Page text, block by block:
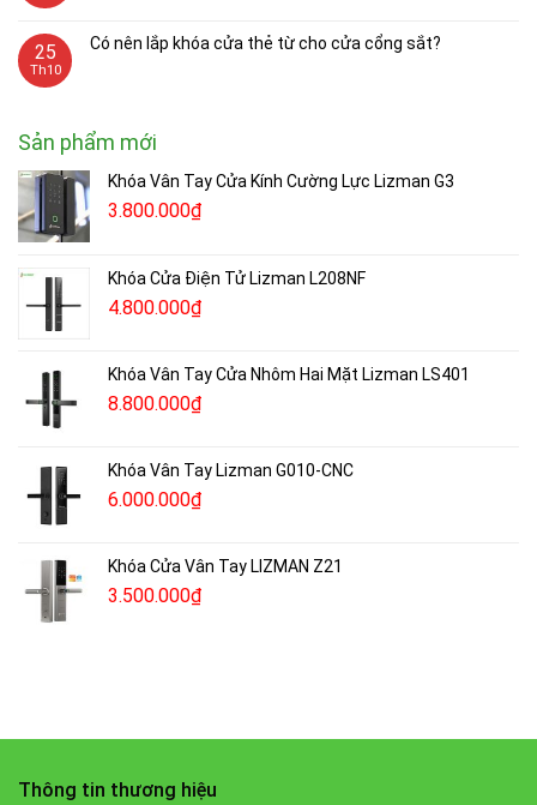
25
Th10
Có nên lắp khóa cửa thẻ từ cho cửa cổng sắt?
Sản phẩm mới
Khóa Vân Tay Cửa Kính Cường Lực Lizman G3
3.800.000₫
Khóa Cửa Điện Tử Lizman L208NF
4.800.000₫
Khóa Vân Tay Cửa Nhôm Hai Mặt Lizman LS401
8.800.000₫
Khóa Vân Tay Lizman G010-CNC
6.000.000₫
Khóa Cửa Vân Tay LIZMAN Z21
3.500.000₫
Thông tin thương hiệu